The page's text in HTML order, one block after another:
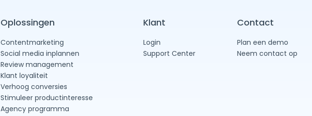
Oplossingen
Contentmarketing
Social media inplannen
Review management
Klant loyaliteit
Verhoog conversies
Stimuleer productinteresse
Agency programma
Klant
Login
Support Center
Contact
Plan een demo
Neem contact op